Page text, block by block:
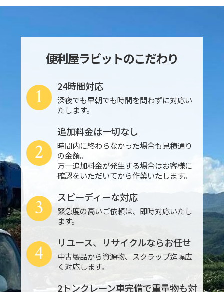
便利屋ラビットのこだわり
24時間対応
深夜でも早朝でも時間を問わずに対応い
たします。
1
追加料金は一切なし
時間内に終わらなかった場合も見積通り
の金額。
万一追加料金が発生する場合はお客様に
確認をいただいてから作業いたします。
2
スピーディーな対応
緊急度の高いご依頼は、即時対応いたし
ます。
3
リユース、リサイクルならお任せ
中古製品から資源物、スクラップ迄幅広
く対応します。
4
2トンクレーン車完備で重量物も対